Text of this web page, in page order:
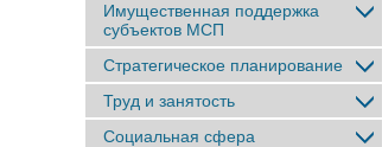
Имущественная поддержка
субъектов МСП
Стратегическое планирование
Труд и занятость
Социальная сфера